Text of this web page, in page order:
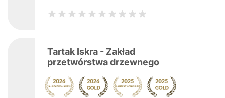
Tartak Iskra - Zakład
przetwórstwa drzewnego